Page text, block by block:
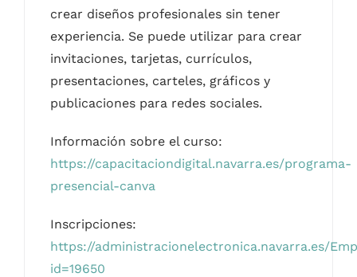
crear diseños profesionales sin tener
experiencia. Se puede utilizar para crear
invitaciones, tarjetas, currículos,
presentaciones, carteles, gráficos y
publicaciones para redes sociales.
Información sobre el curso:
https://capacitaciondigital.navarra.es/programa-
presencial-canva
Inscripciones:
https://administracionelectronica.navarra.es/
id=19650